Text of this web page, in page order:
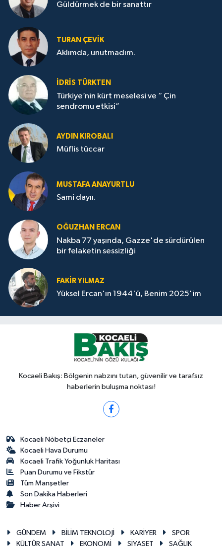
Güldürmek de bir sanattır
TURAN ÇEVİK
Aklımda, unutmadım.
İDRİS TÜRKTEN
Türkiye’nin kürt meselesi ve “ Çin
sendromu etkisi”
AYDIN KIROBALI
Müflis tüccar
MUSTAFA ANAYURTLU
Sami dayıı.
OĞUZHAN ERCAN
Nakba 77 yaşında, Gazze'de sürdürülen
bir felaketin sessizliği
FAKİR YILMAZ
Yüksel Ercan'ın 1944'ü, Benim 2025'im
Kocaeli Bakış: Bölgenin nabzını tutan, güvenilir ve tarafsız
haberlerin buluşma noktası!
Kocaeli Nöbetçi Eczaneler
Kocaeli Hava Durumu
Kocaeli Trafik Yoğunluk Haritası
Puan Durumu ve Fikstür
Tüm Manşetler
Son Dakika Haberleri
Haber Arşivi
GÜNDEM BİLİM TEKNOLOJİ KARİYER
SPOR
KÜLTÜR SANAT
EKONOMİ SİYASET SAĞLIK